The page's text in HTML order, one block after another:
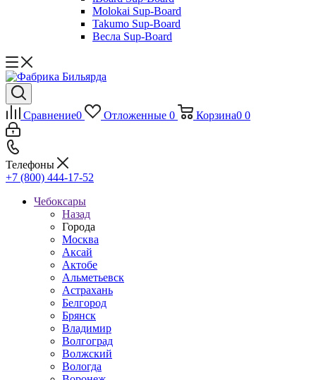
Molokai Sup-Board
Takumo Sup-Board
Весла Sup-Board
Сравнение0 Отложенные 0 Корзина0 0
Телефоны
+7 (800) 444-17-52
Чебоксары
Назад
Города
Москва
Аксай
Актобе
Альметьевск
Астрахань
Белгород
Брянск
Владимир
Волгоград
Волжский
Вологда